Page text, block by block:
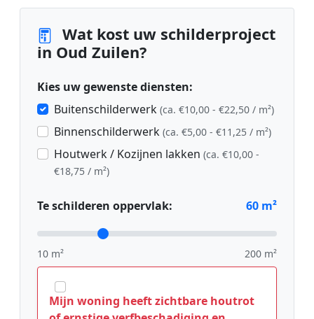
Wat kost uw schilderproject
in Oud Zuilen?
Kies uw gewenste diensten:
Buitenschilderwerk (ca. €10,00 - €22,50 / m²)
Binnenschilderwerk (ca. €5,00 - €11,25 / m²)
Houtwerk / Kozijnen lakken (ca. €10,00 -
€18,75 / m²)
Te schilderen oppervlak: 60 m²
10 m² 200 m²
Mijn woning heeft zichtbare houtrot